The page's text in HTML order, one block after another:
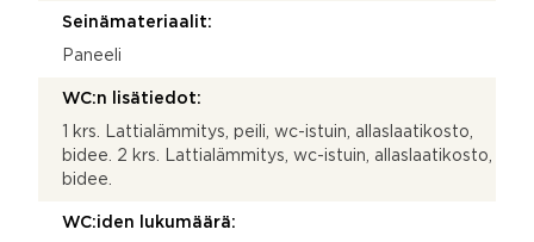
Seinämateriaalit:
Paneeli
WC:n lisätiedot:
1 krs. Lattialämmitys, peili, wc-istuin, allaslaatikosto,
bidee. 2 krs. Lattialämmitys, wc-istuin, allaslaatikosto,
bidee.
WC:iden lukumäärä: